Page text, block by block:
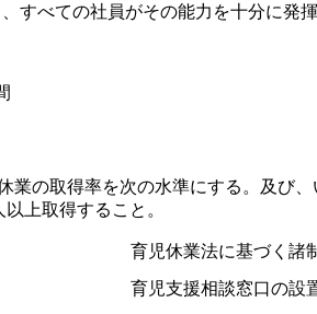
すべての社員がその能力を十分に発
業の取得率を次の水準にする。及び
上取得すること。
育児休業法に基づく諸
育児支援相談窓口の設